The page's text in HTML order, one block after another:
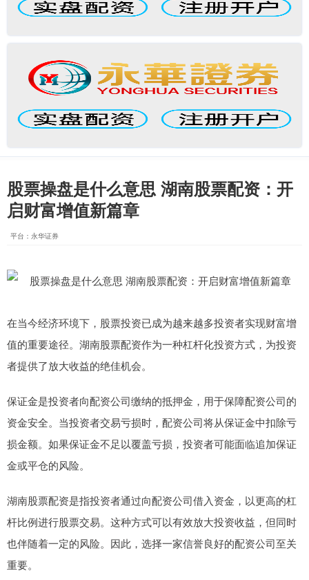
股票操盘是什么意思 湖南股票配资：开
启财富增值新篇章
平台：永华证券
在当今经济环境下，股票投资已成为越来越多投资者实现财富增
值的重要途径。湖南股票配资作为一种杠杆化投资方式，为投资
者提供了放大收益的绝佳机会。
保证金是投资者向配资公司缴纳的抵押金，用于保障配资公司的
资金安全。当投资者交易亏损时，配资公司将从保证金中扣除亏
损金额。如果保证金不足以覆盖亏损，投资者可能面临追加保证
金或平仓的风险。
湖南股票配资是指投资者通过向配资公司借入资金，以更高的杠
杆比例进行股票交易。这种方式可以有效放大投资收益，但同时
也伴随着一定的风险。因此，选择一家信誉良好的配资公司至关
重要。